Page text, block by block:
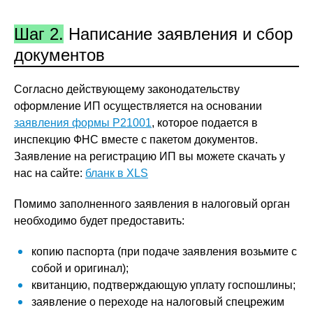
Шаг 2. Написание заявления и сбор
документов
Согласно действующему законодательству
оформление ИП осуществляется на основании
заявления формы Р21001, которое подается в
инспекцию ФНС вместе с пакетом документов.
Заявление на регистрацию ИП вы можете скачать у
нас на сайте: бланк в XLS
Помимо заполненного заявления в налоговый орган
необходимо будет предоставить:
копию паспорта (при подаче заявления возьмите с
собой и оригинал);
квитанцию, подтверждающую уплату госпошлины;
заявление о переходе на налоговый спецрежим